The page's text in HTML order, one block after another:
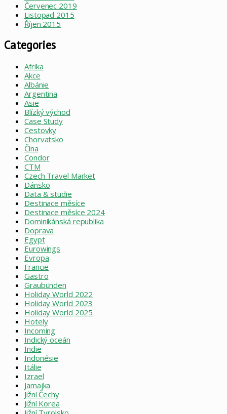
Červenec 2019
Listopad 2015
Říjen 2015
Categories
Afrika
Akce
Albánie
Argentina
Asie
Blízký východ
Case Study
Cestovky
Chorvatsko
Čína
Condor
CTM
Czech Travel Market
Dánsko
Data & studie
Destinace měsíce
Destinace měsíce 2024
Dominikánská republika
Doprava
Egypt
Eurowings
Evropa
Francie
Gastro
Graubünden
Holiday World 2022
Holiday World 2023
Holiday World 2025
Hotely
Incoming
Indický oceán
Indie
Indonésie
Itálie
Izrael
Jamajka
Jižní Čechy
Jižní Korea